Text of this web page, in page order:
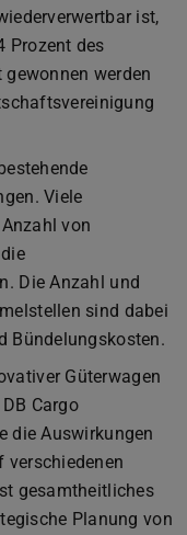
ist,
Prozent des
werden
Viele
von
Die Anzahl und
sind dabei
Bündelungskosten.
Güterwagen
Cargo
die Auswirkungen
verschiedenen
gesamtheitliches
Planung von